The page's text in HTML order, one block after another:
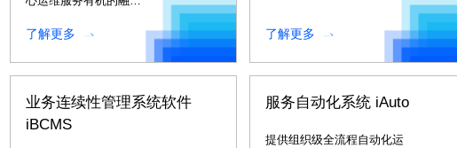
集“安、、
管、、
控、、、
营、、智”为一体的智慧运
维平台。。。
了解更多 了解更多
业务连续性管理系统软件
iBCMS
服务自动化系统 iAuto
提供组织级全流程自动化运